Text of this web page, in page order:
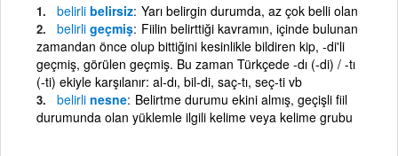
belirli belirsiz Yarı belirgin durumda, az çok belli olan
belirli geçmiş Fiilin belirttiği kavramın, içinde bulunan
zamandan önce olup bittiğini kesinlikle bildiren kip, -di'li
geçmiş, görülen geçmiş. Bu zaman Türkçede -dı (-di) / -tı
(-ti) ekiyle karşılanır: al-dı, bil-di, saç-tı, seç-ti vb
belirli nesne Belirtme durumu ekini almış, geçişli fiil
durumunda olan yüklemle ilgili kelime veya kelime grubu